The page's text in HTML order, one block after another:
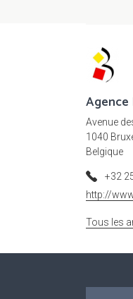
Agence
Avenue
1040
Belgique
+32
http://
Tous les